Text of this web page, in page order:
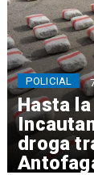
Hasta
droga
POLICIAL